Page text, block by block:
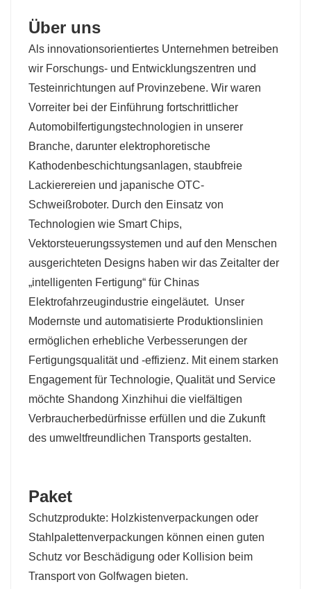
Über uns
Als innovationsorientiertes Unternehmen betreiben
wir Forschungs- und Entwicklungszentren und
Testeinrichtungen auf Provinzebene. Wir waren
Vorreiter bei der Einführung fortschrittlicher
Automobilfertigungstechnologien in unserer
Branche, darunter elektrophoretische
Kathodenbeschichtungsanlagen, staubfreie
Lackierereien und japanische OTC-
Schweißroboter. Durch den Einsatz von
Technologien wie Smart Chips,
Vektorsteuerungssystemen und auf den Menschen
ausgerichteten Designs haben wir das Zeitalter der
„intelligenten Fertigung“ für Chinas
Elektrofahrzeugindustrie eingeläutet. Unser
Modernste und automatisierte Produktionslinien
ermöglichen erhebliche Verbesserungen der
Fertigungsqualität und -effizienz. Mit einem starken
Engagement für Technologie, Qualität und Service
möchte Shandong Xinzhihui die vielfältigen
Verbraucherbedürfnisse erfüllen und die Zukunft
des umweltfreundlichen Transports gestalten.
Paket
Schutzprodukte: Holzkistenverpackungen oder
Stahlpalettenverpackungen können einen guten
Schutz vor Beschädigung oder Kollision beim
Transport von Golfwagen bieten.